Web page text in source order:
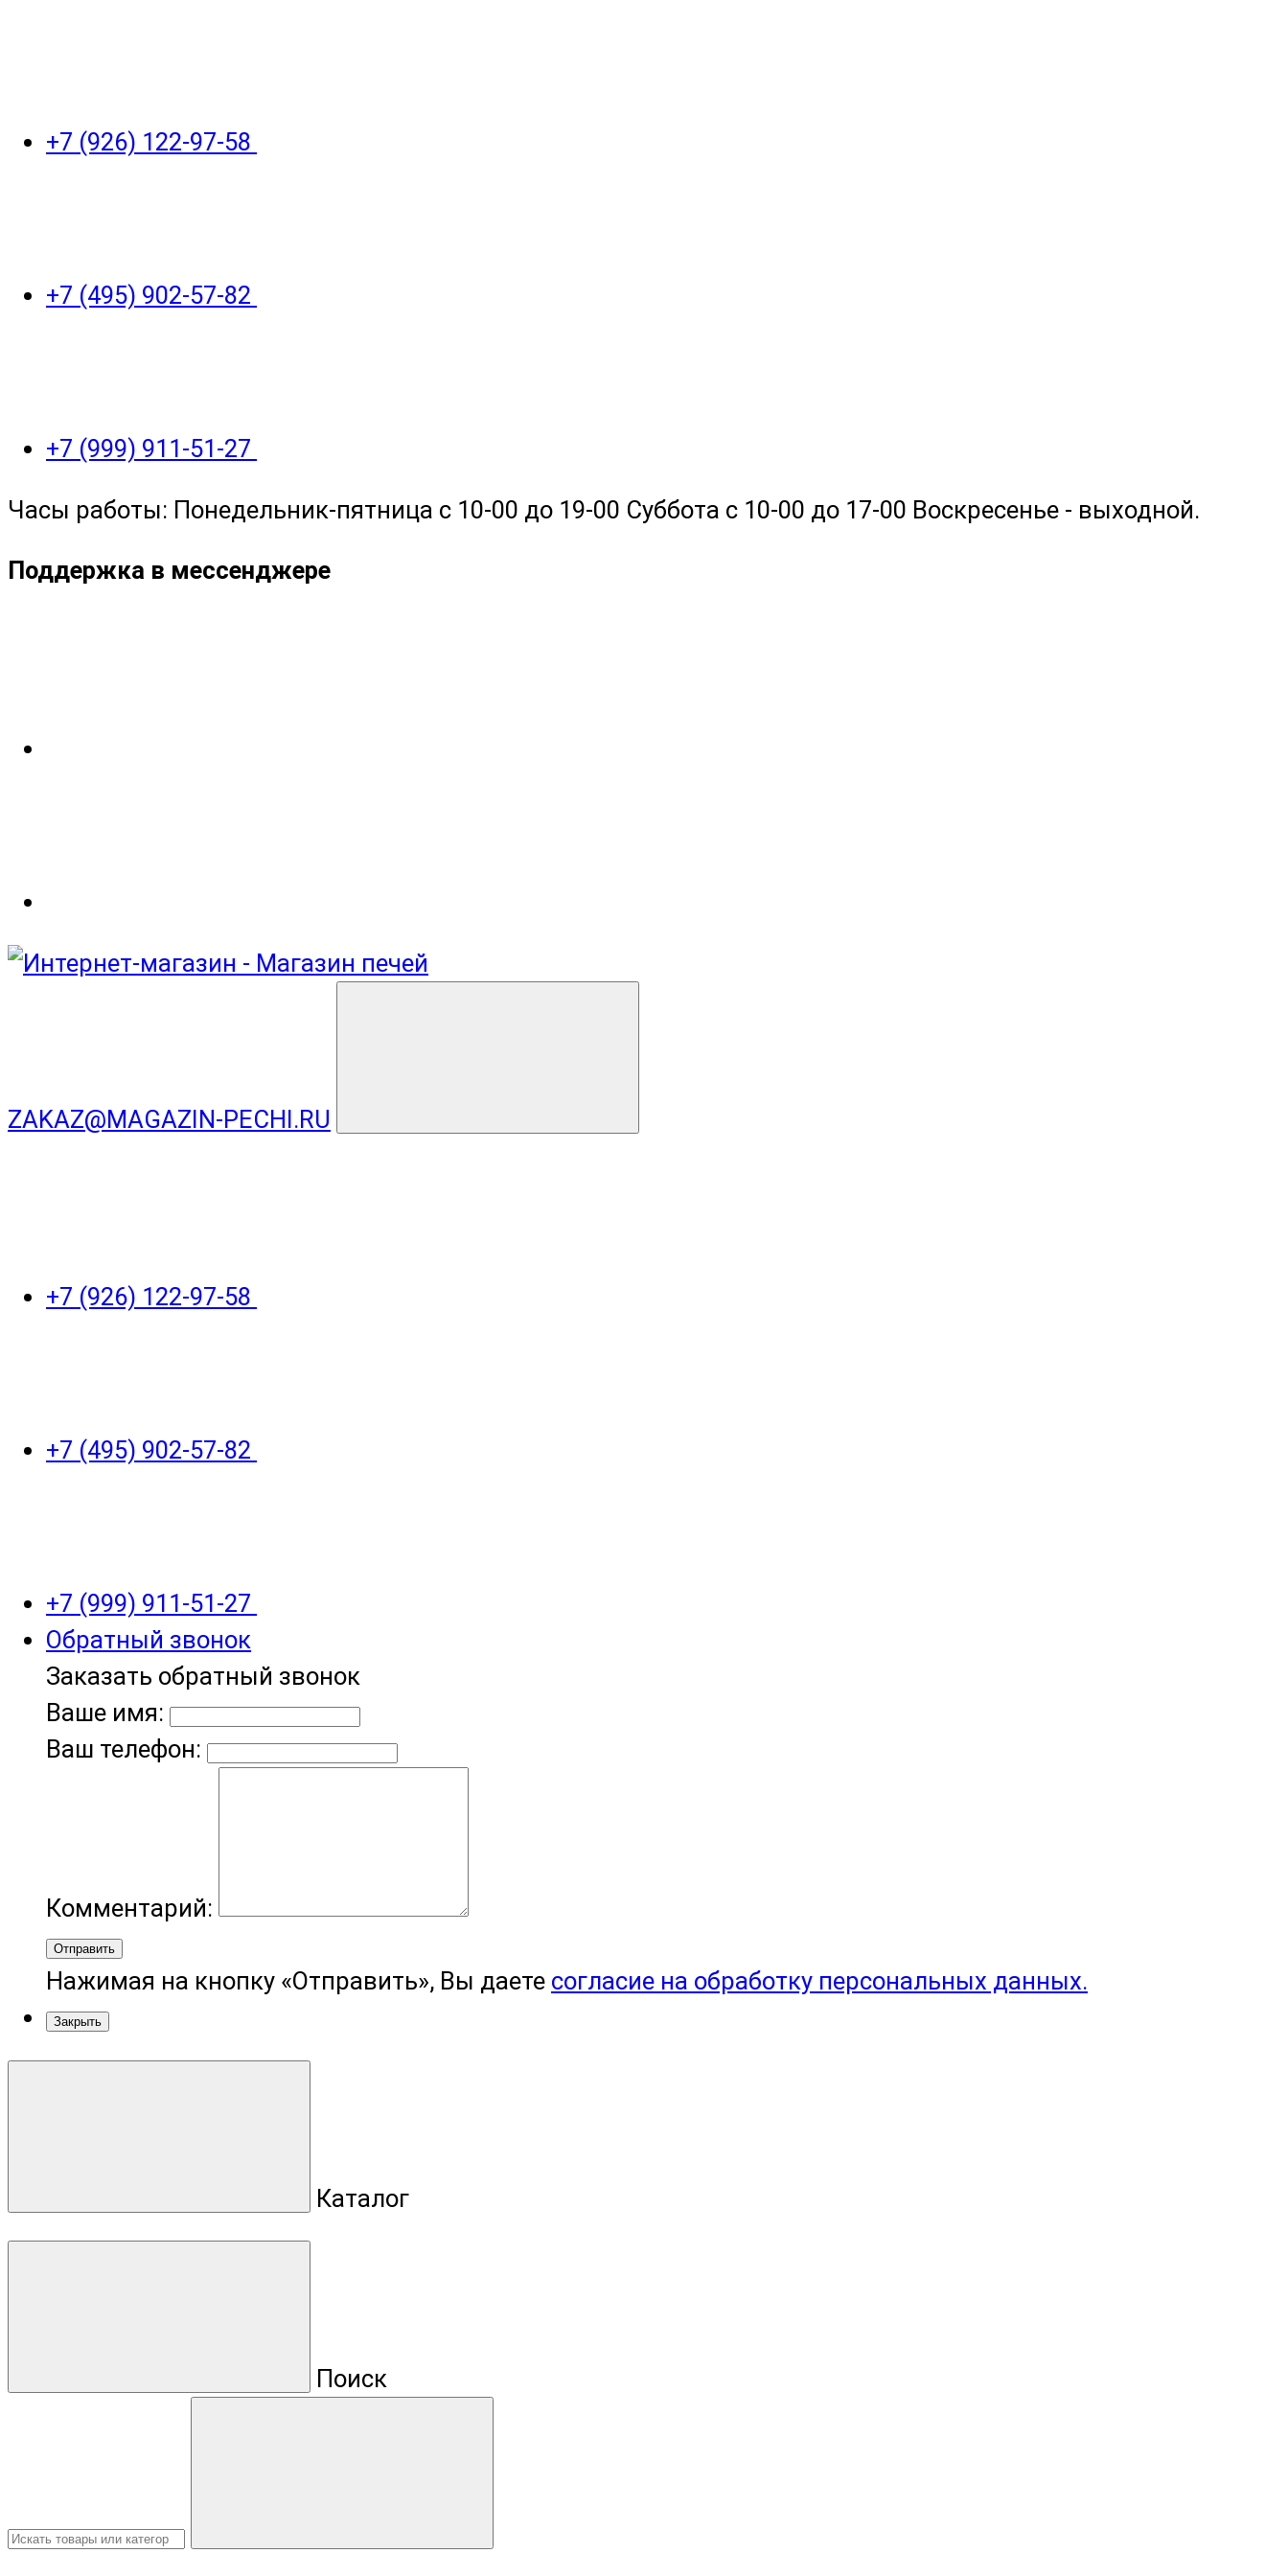
+7 (926) 122-97-58
+7 (495) 902-57-82
+7 (999) 911-51-27
Часы работы: Понедельник-пятница с 10-00 до 19-00 Суббота с 10-00 до 17-00 Воскресенье - выходной.
Поддержка в мессенджере
ZAKAZ@MAGAZIN-PECHI.RU
+7 (926) 122-97-58
+7 (495) 902-57-82
+7 (999) 911-51-27
Обратный звонок
Заказать обратный звонок
Ваше имя:
Ваш телефон:
Комментарий:
Отправить
Нажимая на кнопку «Отправить», Вы даете согласие на обработку персональных данных.
Закрыть
Каталог
Поиск